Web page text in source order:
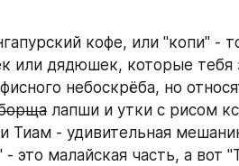
кофе, или "копи" -
или дядюшек, которые
небоскрёба, но
лапши и утки с рисом
Тиам - удивительная
- это малайская часть, а вот